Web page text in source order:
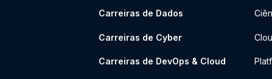
Carreiras de Dados
Carreiras de Cyber
Carreiras de DevOps & Cloud